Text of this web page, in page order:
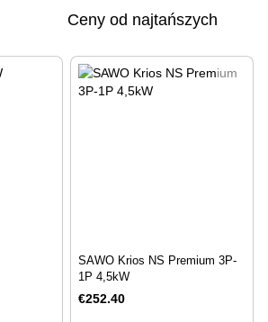
Ceny od najtańszych
SAWO Krios NS Premium 3P-
1P 4,5kW
€252.40